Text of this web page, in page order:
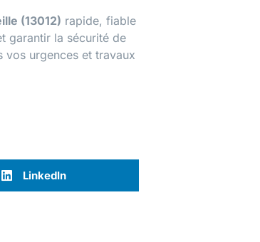
(13012) rapide, fiable
garantir la sécurité de
vos urgences et travaux
LinkedIn